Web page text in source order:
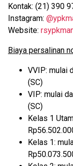
Kontak: (21) 390
Instagram:
Website:
Biaya persalinan
VVIP: mulai
(SC)
VIP: mulai
(SC)
Kelas 1
Kelas 1: